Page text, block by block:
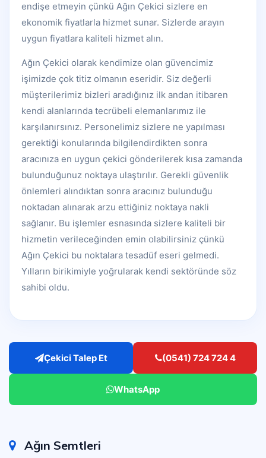
endişe etmeyin çünkü Ağın Çekici sizlere en
ekonomik fiyatlarla hizmet sunar. Sizlerde arayın
uygun fiyatlara kaliteli hizmet alın.
Ağın Çekici olarak kendimize olan güvencimiz
işimizde çok titiz olmanın eseridir. Siz değerli
müşterilerimiz bizleri aradığınız ilk andan itibaren
kendi alanlarında tecrübeli elemanlarımız ile
karşılanırsınız. Personelimiz sizlere ne yapılması
gerektiği konularında bilgilendirdikten sonra
aracınıza en uygun çekici gönderilerek kısa zamanda
bulunduğunuz noktaya ulaştırılır. Gerekli güvenlik
önlemleri alındıktan sonra aracınız bulunduğu
noktadan alınarak arzu ettiğiniz noktaya nakli
sağlanır. Bu işlemler esnasında sizlere kaliteli bir
hizmetin verileceğinden emin olabilirsiniz çünkü
Ağın Çekici bu noktalara tesadüf eseri gelmedi.
Yılların birikimiyle yoğrularak kendi sektöründe söz
sahibi oldu.
Çekici Talep Et (0541) 724 724 4
WhatsApp
Ağın Semtleri